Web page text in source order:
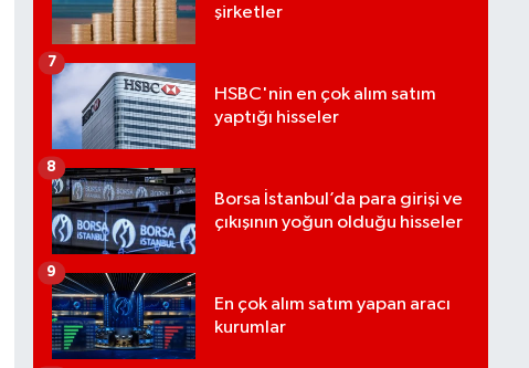
şirketler
HSBC'nin en çok alım satım
yaptığı hisseler
7
Borsa İstanbul’da para girişi ve
çıkışının yoğun olduğu hisseler
8
En çok alım satım yapan aracı
kurumlar
9